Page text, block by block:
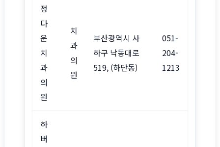
정
다
운
치
과
의
원
치
과
의
원
부산광역시 사
하구 낙동대로
519, (하단동)
051-
204-
1213
하
버